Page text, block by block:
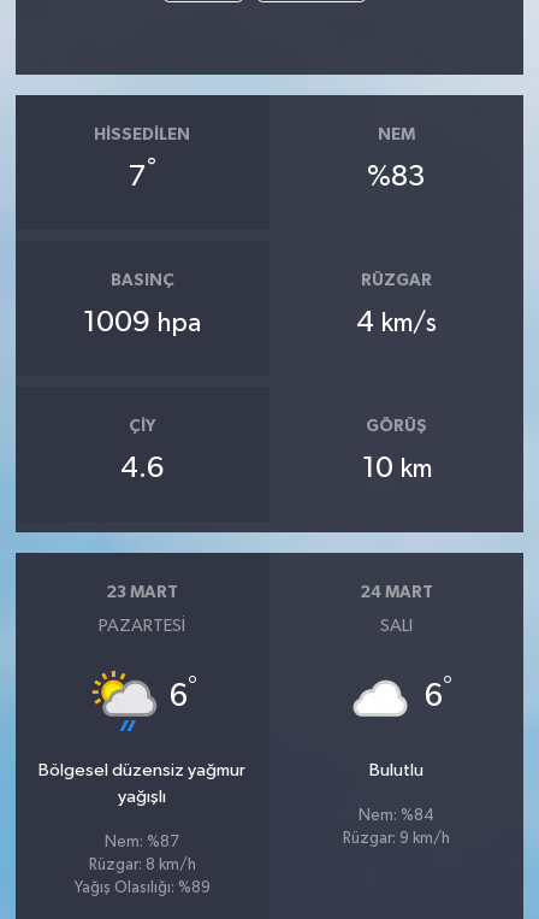
HISSEDILEN
7°
NEM
%83
BASINÇ
1009 hpa
RÜZGAR
4 km/s
ÇIY
4.6
GÖRÜŞ
10 km
23 MART
PAZARTESI
6°
Bölgesel düzensiz yağmur
yağışlı
Nem: %87
Rüzgar: 8 km/h
Yağış Olasılığı: %89
24 MART
SALI
6°
Bulutlu
Nem: %84
Rüzgar: 9 km/h